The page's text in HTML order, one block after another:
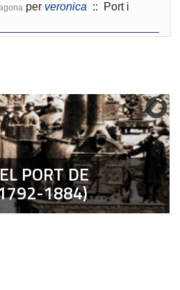
per veronica :: Port i
PORT DE
1884)